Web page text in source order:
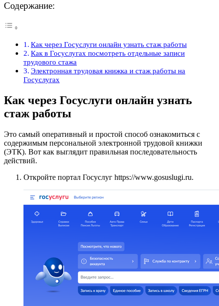
Содержание:
Как через Госуслуги онлайн узнать стаж работы
Как в Госуслугах посмотреть отдельные записи
трудового стажа
Электронная трудовая книжка и стаж работы на
Госуслугах
Как через Госуслуги онлайн узнать
стаж работы
Это самый оперативный и простой способ ознакомиться с
содержимым персональной электронной трудовой книжки
(ЭТК). Вот как выглядит правильная последовательность
действий.
Откройте портал Госуслуг https://www.gosuslugi.ru.